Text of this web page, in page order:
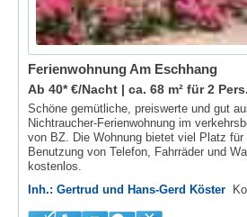
Ferienwohnung Am Eschhang
Ab 40* €/Nacht | ca. 68 m² für 2
Schöne gemütliche, preiswerte und gut
Nichtraucher-Ferienwohnung im
von BZ. Die Wohnung bietet viel Platz
Benutzung von Telefon, Fahrräder und
kostenlos.
Inh.: Gertrud und Hans-Gerd Köster